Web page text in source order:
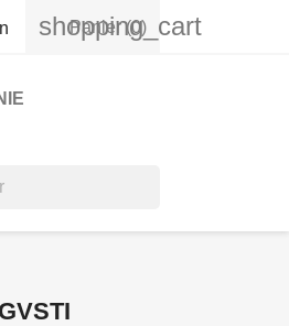
shopping_cart
Panier (0)